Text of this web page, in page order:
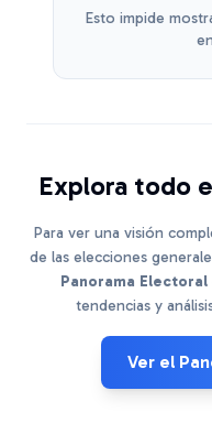
Esto impide
Explora todo
Para ver una visión
de las elecciones
Panorama Electoral
tendencias y
Ver el